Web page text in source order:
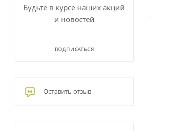
Будьте в курсе наших акций
и новостей
ПОДПИСАТЬСЯ
Оставить отзыв